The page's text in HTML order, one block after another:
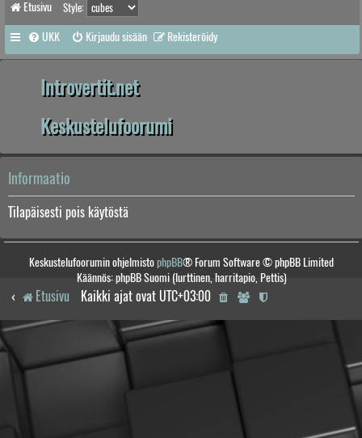
Etusivu Style:
UKK Kirjaudu sisään Rekisteröidy
Introvertit.net
Keskustelufoorumi
Informaatio
Tilapäisesti pois käytöstä
Keskustelufoorumin ohjelmistophpBB® Forum Software © phpBB Limited
Käännös: phpBB Suomi (lurttinen, harritapio, Pettis)
Etusivu Kaikki ajat ovat UTC+03:00